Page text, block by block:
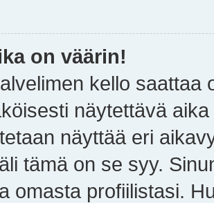
on väärin!
kello saattaa
näytettävä
näyttää eri
tämä on se syy.
omasta profiilistasi.